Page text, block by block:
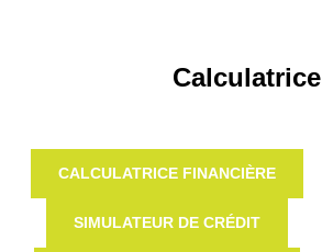
Calculatrice
CALCULATRICE FINANCIÈRE
SIMULATEUR DE CRÉDIT